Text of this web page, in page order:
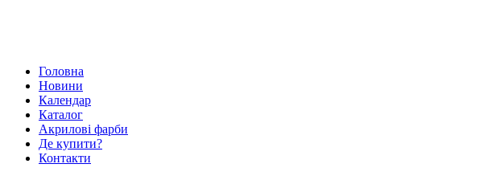
Головна
Новини
Календар
Каталог
Акрилові фарби
Де купити?
Контакти